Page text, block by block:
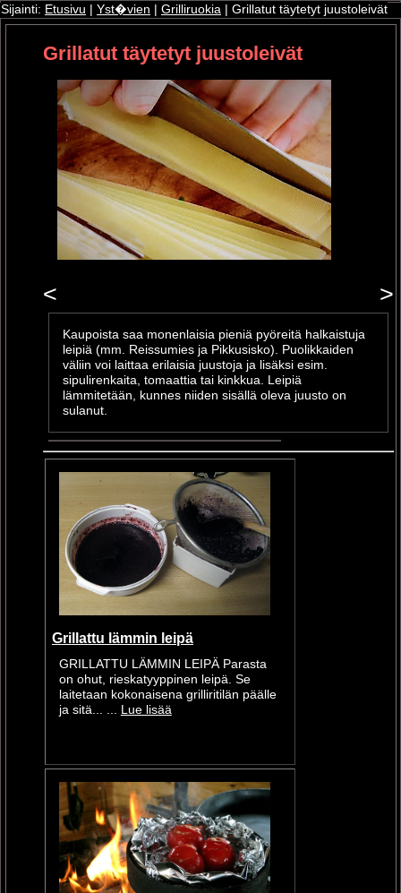
Sijainti: Etusivu Yst�vien Grilliruokia | Grillatut täytetyt juustoleivät
Grillatut täytetyt juustoleivät
< >
Kaupoista saa monenlaisia pieniä pyöreitä halkaistuja
leipiä (mm. Reissumies ja Pikkusisko). Puolikkaiden
väliin voi laittaa erilaisia juustoja ja lisäksi esim.
sipulirenkaita, tomaattia tai kinkkua. Leipiä
lämmitetään, kunnes niiden sisällä oleva juusto on
sulanut.
Grillattu lämmin leipä
GRILLATTU LÄMMIN LEIPÄ Parasta
on ohut, rieskatyyppinen leipä. Se
laitetaan kokonaisena grilliritilän päälle
ja sitä... ... Lue lisää